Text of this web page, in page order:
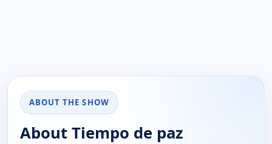
ABOUT THE SHOW
About Tiempo de paz